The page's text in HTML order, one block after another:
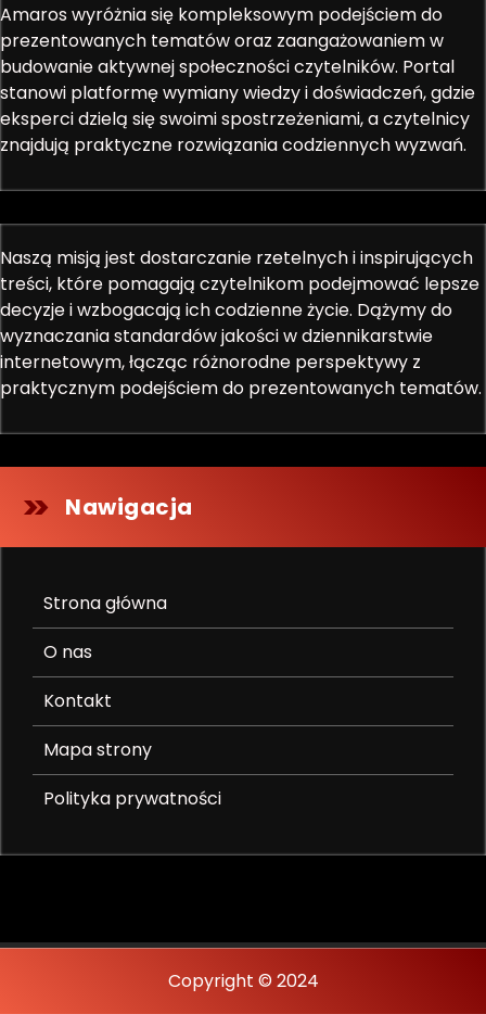
Amaros wyróżnia się kompleksowym podejściem do
prezentowanych tematów oraz zaangażowaniem w
budowanie aktywnej społeczności czytelników. Portal
stanowi platformę wymiany wiedzy i doświadczeń, gdzie
eksperci dzielą się swoimi spostrzeżeniami, a czytelnicy
znajdują praktyczne rozwiązania codziennych wyzwań.
Naszą misją jest dostarczanie rzetelnych i inspirujących
treści, które pomagają czytelnikom podejmować lepsze
decyzje i wzbogacają ich codzienne życie. Dążymy do
wyznaczania standardów jakości w dziennikarstwie
internetowym, łącząc różnorodne perspektywy z
praktycznym podejściem do prezentowanych tematów.
Nawigacja
Strona główna
O nas
Kontakt
Mapa strony
Polityka prywatności
Copyright © 2024